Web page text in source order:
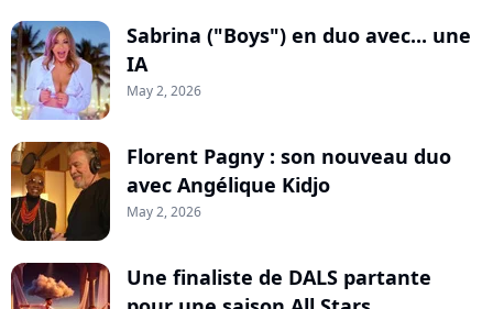
Sabrina ("Boys") en duo avec... une
IA
May 2, 2026
Florent Pagny : son nouveau duo
avec Angélique Kidjo
May 2, 2026
Une finaliste de DALS partante